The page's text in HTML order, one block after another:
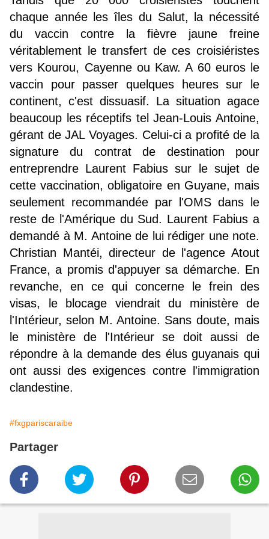
chaque année les îles du Salut, la nécessité
du vaccin contre la fièvre jaune freine
véritablement le transfert de ces croisiéristes
vers Kourou, Cayenne ou Kaw. A 60 euros le
vaccin pour passer quelques heures sur le
continent, c'est dissuasif. La situation agace
beaucoup les réceptifs tel Jean-Louis Antoine,
gérant de JAL Voyages. Celui-ci a profité de la
signature du contrat de destination pour
entreprendre Laurent Fabius sur le sujet de
cette vaccination, obligatoire en Guyane, mais
seulement recommandée par l'OMS dans le
reste de l'Amérique du Sud. Laurent Fabius a
demandé à M. Antoine de lui rédiger une note.
Christian Mantéi, directeur de l'agence Atout
France, a promis d'appuyer sa démarche. En
revanche, en ce qui concerne le frein des
visas, le blocage viendrait du ministère de
l'Intérieur, selon M. Antoine. Sans doute, mais
le ministère de l'Intérieur se doit aussi de
répondre à la demande des élus guyanais qui
ont aussi des exigences contre l'immigration
clandestine.
#fxgpariscaraibe
Partager